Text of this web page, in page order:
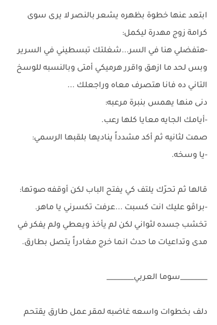
ابتعد عنها خطوة بظهره يشعر بالنصر لا يرى سوى
كرامة زوج مهدرة ليكمل:
-هتفضلي هنا في السر...شغلتك تبسطيني في السرير
وبس لحد ما ازهق واقرر هرميكي أمتى وبالنسبه للوسخ
التاني ده فانا هتصرف معاه وراجعلك ...
دنى منها يهمس بنبرة مرعبه:
-أيامك الجايه معايا كلها رعب.
صمت لثانيه ثم أكد مشدداً يناديها بلقبها الرسمي:
-يا وسخه.
قالها ثم تحرّك يلتف كي يفتح الباب لكن أوقفه صوتها:
-براڤو عليك انت كسبت ...عرفت تكسرني يا ماهر.
تخشب جسده لثواني لكن لم يأخذ ويعطي ولم يفكر في
مدى وتداعيات ما حدث انما خرج مغادراً يتصل بطارق.
________سوما العربي________
دلف بخطوات واسعه غاضبه لمقر عمل طارق يقتحم